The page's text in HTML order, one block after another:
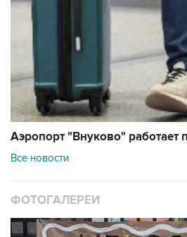
Аэропорт "Внуково" работает
Все новости
ФОТОГАЛЕРЕИ